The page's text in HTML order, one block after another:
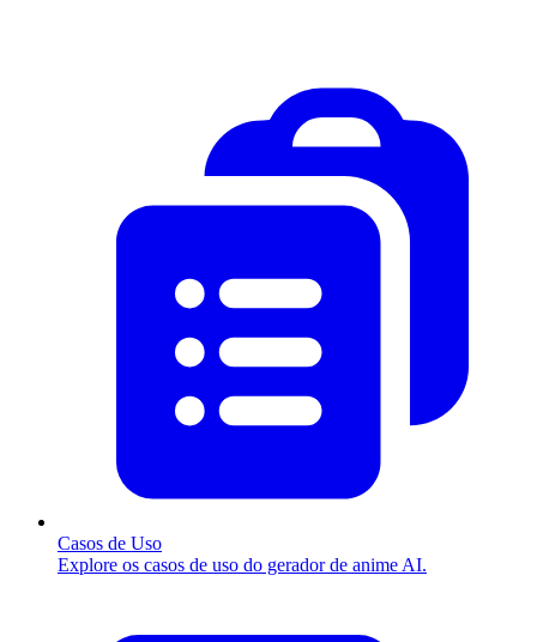
Casos de Uso
Explore os casos de uso do gerador de anime AI.